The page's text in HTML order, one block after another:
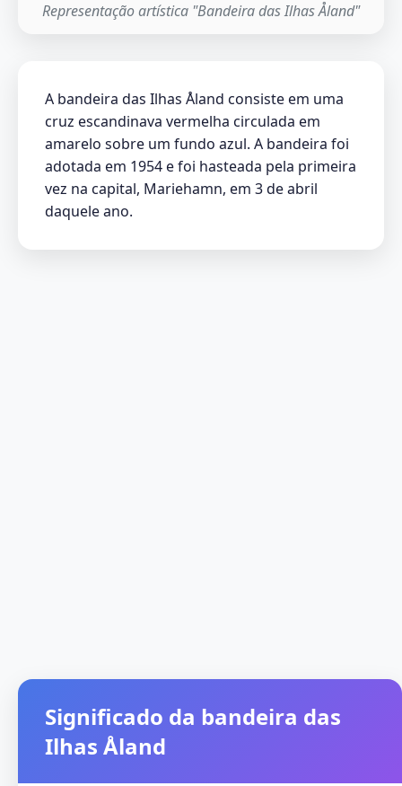
Representação artística "Bandeira das Ilhas Åland"
A bandeira das Ilhas Åland consiste em uma
cruz escandinava vermelha circulada em
amarelo sobre um fundo azul. A bandeira foi
adotada em 1954 e foi hasteada pela primeira
vez na capital, Mariehamn, em 3 de abril
daquele ano.
Significado da bandeira das
Ilhas Åland